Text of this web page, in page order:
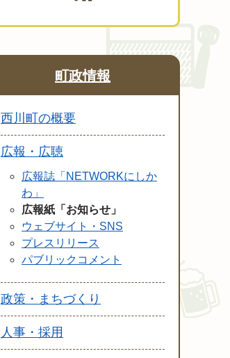
町政情報
西川町の概要
広報・広聴
広報誌「NETWORKにしか
わ」
広報紙「お知らせ」
ウェブサイト・SNS
プレスリリース
パブリックコメント
政策・まちづくり
人事・採用